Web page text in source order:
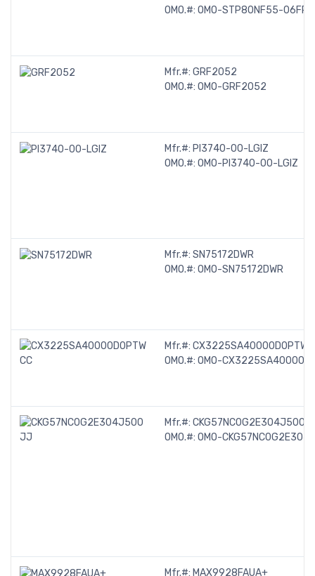
OMO.#: OMO-STP80NF55-06FP
Mfr.#: GRF2052
OMO.#: OMO-GRF2052
Mfr.#: PI3740-00-LGIZ
OMO.#: OMO-PI3740-00-LGIZ
Mfr.#: SN75172DWR
OMO.#: OMO-SN75172DWR
Mfr.#:
OMO.#: OMO-
Mfr.#:
OMO.#: OMO-
Mfr.#: MAX9928FAUA+